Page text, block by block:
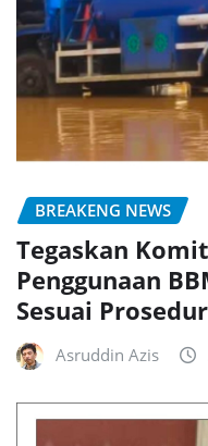
BREAKENG NEWS
Tegaskan
Penggunaan
Sesuai Prosedur
Asruddin Azis